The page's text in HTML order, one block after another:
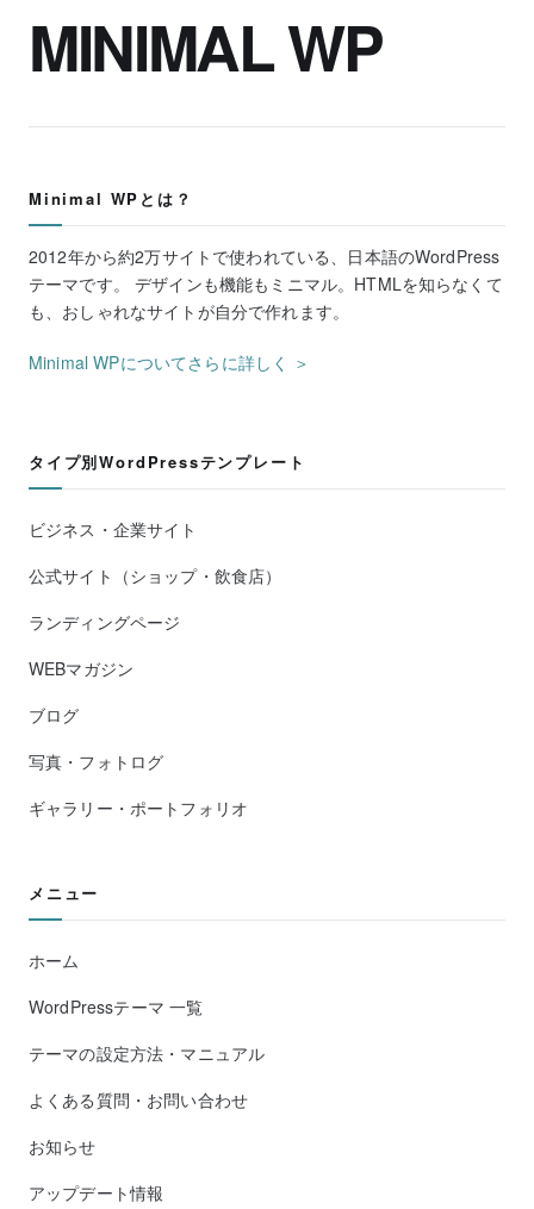
MINIMAL WP
Minimal WPとは？
2012年から約2万サイトで使われている、日本語のWordPress
テーマです。 デザインも機能もミニマル。HTMLを知らなくて
も、おしゃれなサイトが自分で作れます。
Minimal WPについてさらに詳しく ＞
タイプ別WordPressテンプレート
ビジネス・企業サイト
公式サイト（ショップ・飲食店）
ランディングページ
WEBマガジン
ブログ
写真・フォトログ
ギャラリー・ポートフォリオ
メニュー
ホーム
WordPressテーマ 一覧
テーマの設定方法・マニュアル
よくある質問・お問い合わせ
お知らせ
アップデート情報